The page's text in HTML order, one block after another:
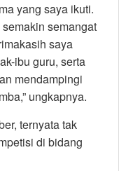
yang saya ikuti.
semangat
saya
ibu guru, serta
mendampingi
ungkapnya.
ternyata tak
di bidang